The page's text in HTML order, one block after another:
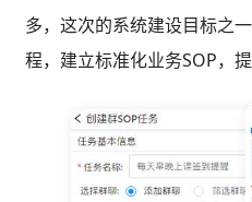
多，这次的系统建设目标之
程，建立标准化业务SOP，